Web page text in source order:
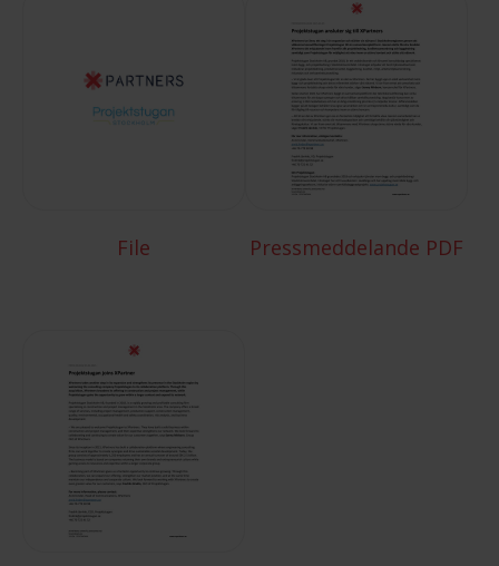
File Pressmeddelande PDF